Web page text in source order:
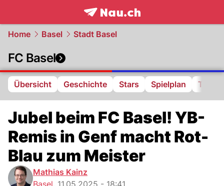
frontpage.NAU.ch
Home Basel Stadt Basel
FC Basel
Übersicht Geschichte Stars Spielplan
Jubel beim FC Basel! YB-
Remis in Genf macht Rot-
Blau zum Meister
Mathias Kainz
Basel, 11.05.2025 - 18:41